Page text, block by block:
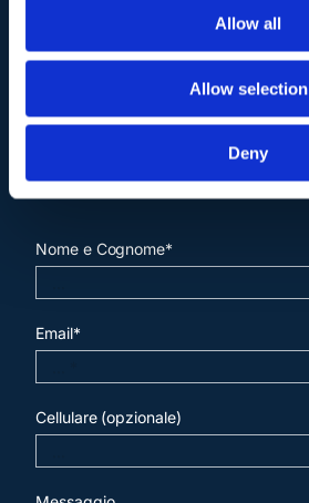
Allow all
Allow selection
Deny
Contattaci.
Nome e Cognome*
Email*
Cellulare (opzionale)